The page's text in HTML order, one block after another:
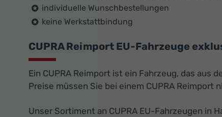
individuelle Wunschbestellungen
keine Werkstattbindung
CUPRA Reimport EU-Fahrzeuge
Ein CUPRA Reimport ist ein Fahrzeug, das
Preise müssen Sie bei einem CUPRA
Unser Sortiment an CUPRA EU-Fahrzeugen in